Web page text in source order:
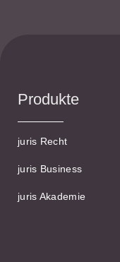
Produkte
juris Recht
juris Business
juris Akademie